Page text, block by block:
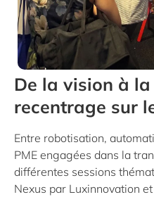
De la vision à
recentrage sur
Entre robotisation,
PME engagées dans la
différentes sessions
Nexus par Luxinnovation